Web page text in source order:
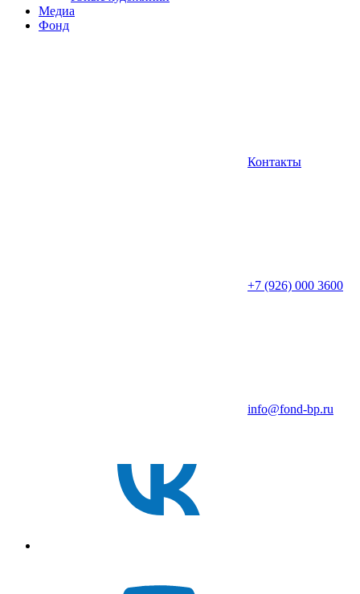
Медиа
Фонд
Контакты
+7 (926) 000 3600
info@fond-bp.ru